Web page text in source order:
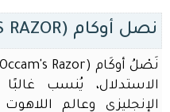
لريادة
الأعمال
أدوات
الذكاء
الاصطناعي
نصل أوكام (OCCAM'S RAZOR)
الاستدلال، يُنسب
الإنجليزي وعالم